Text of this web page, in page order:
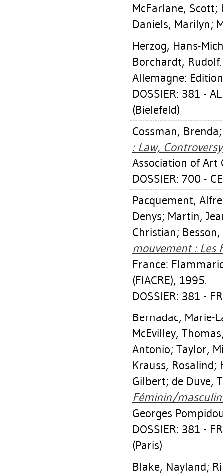
McFarlane, Scott;
Daniels, Marilyn;
Herzog, Hans-
Borchardt, Rudolf
Allemagne:
DOSSIER: 381 -
(Bielefeld)
Cossman, Brenda
: Law,
Association of Art
DOSSIER: 700 -
Pacquement,
Denys; Martin,
Christian;
mouvement : Les
France:
(FIACRE), 1995.
DOSSIER: 381 -
Bernadac, Marie-
McEvilley, Thomas
Antonio; Taylor,
Krauss, Rosalind;
Gilbert; de Duve,
Féminin/masculin
Georges
DOSSIER: 381 -
(Paris)
Blake, Nayland;